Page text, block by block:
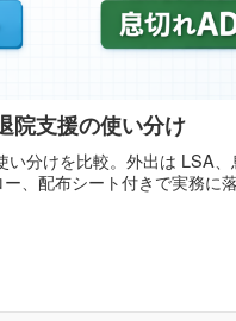
院支援の使い分け
分けを比較。外出は LSA
、配布シート付きで実務に落